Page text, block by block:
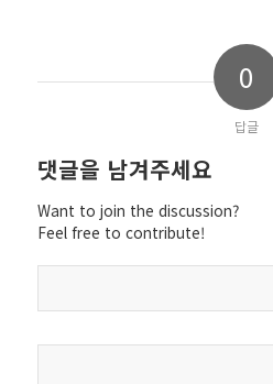
0
답글
댓글을 남겨주세요
Want to join the discussion?
Feel free to contribute!